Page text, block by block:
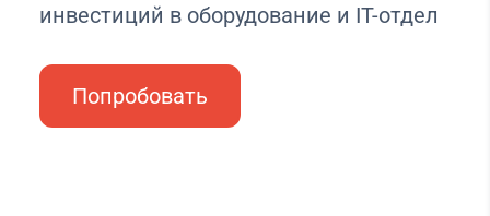
инвестиций в оборудование и IT-отдел
Попробовать